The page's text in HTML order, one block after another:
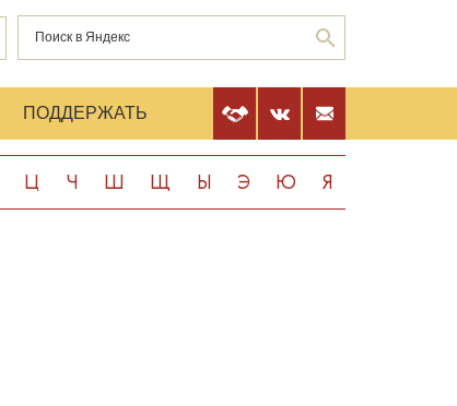
ПОДДЕРЖАТЬ
Ц Ч Ш Щ Ы Э Ю Я